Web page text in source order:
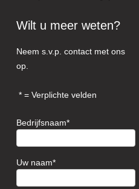
Wilt u meer weten?
Neem s.v.p. contact met ons
op.
= Verplichte velden
Bedrijfsnaam
Uw naam